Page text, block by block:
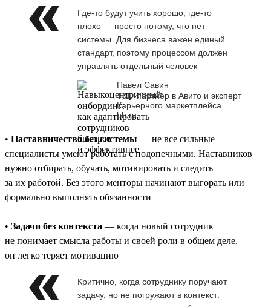
Где-то будут учить хорошо, где-то
плохо — просто потому, что нет
системы. Для бизнеса важен единый
стандарт, поэтому процессом должен
управлять отдельный человек
Павел Савин
T&D-партнёр в Авито и эксперт
Карьерного маркетплейса
hh.ru
• Наставничество без системы — не все сильные
специалисты умеют работать с подопечными. Наставников
нужно отбирать, обучать, мотивировать и следить
за их работой. Без этого менторы начинают выгорать или
формально выполнять обязанности
• Задачи без контекста — когда новый сотрудник
не понимает смысла работы и своей роли в общем деле,
он легко теряет мотивацию
Критично, когда сотруднику поручают
задачу, но не погружают в контекст: